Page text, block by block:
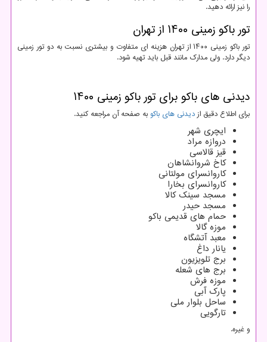
را نیز ارائه دهید.
تور باکو زمینی ۱۴۰۰ از تهران
تور باکو زمینی ۱۴۰۰ از تهران هزینه ای متفاوت و بیشتری نسبت به دو تور زمینی
دیگر دارد. ولی مدارک مانند قبل باید تهیه شود.
دیدنی های باکو برای تور باکو زمینی ۱۴۰۰
برای اطلاع دقیق ازدیدنی های باکوبه صفحه آن مراجعه کنید.
ایچری شهر
دروازه مراد
قیز قالاسی
کاخ شروانشاهان
کاروانسرای مولتانی
کاروانسرای بخارا
مسجد سینک کالا
مسجد حیدر
حمام های قدیمی باکو
موزه گالا
معبد آتشگاه
یانار داغ
برج تلویزیون
برج های شعله
موزه فرش
پارک آبی
ساحل بلوار ملی
تارگویی
و غیره.